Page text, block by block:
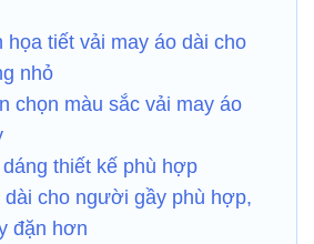
họa tiết vải may áo dài cho
nhỏ
chọn màu sắc vải may áo
thiết kế phù hợp
dài cho người gầy phù hợp,
đặn hơn